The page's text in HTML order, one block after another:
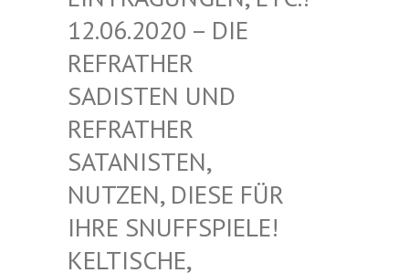
.06.2020 – DIE RE
FRATHER SA
DISTEN UND RE
FRATHER SA
TANISTEN, NU
TZEN, DIESE FÜR IH
RE SNUFFSPIELE! KE
LTISCHE, WE